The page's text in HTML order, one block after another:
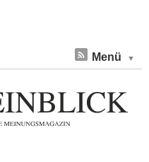
Menü